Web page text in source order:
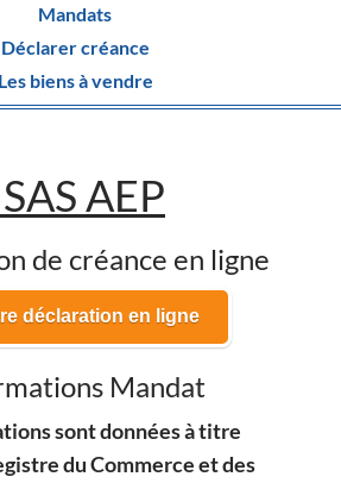
Mandats
Déclarer créance
Les biens à vendre
AEP
de créance en ligne
déclaration en ligne
Mandat
sont données à titre
du Commerce et des